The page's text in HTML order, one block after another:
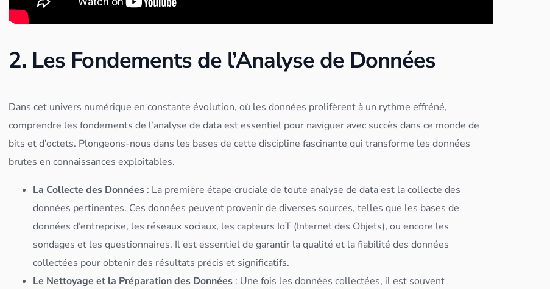
2. Les Fondements de l’Analyse de Données
Dans cet univers numérique en constante évolution, où lesdonnées prolifèrent à un rythme effréné,
comprendre les fondements de l’analyse de data est essentiel pour naviguer avec succès dans ce monde de
bits et d’octets. Plongeons-nous dans les bases de cette discipline fascinante qui transforme lesdonnées
brutes en connaissances exploitables.
La Collecte des Données : La première étape cruciale de toute analyse de data est la collecte des
données pertinentes. Cesdonnées peuvent provenir de diverses sources, telles que les bases de
données d’entreprise, les réseaux sociaux, les capteurs IoT (Internet des Objets), ou encore les
sondages et les questionnaires. Il est essentiel de garantir la qualité et la fiabilité desdonnées
collectées pour obtenir des résultats précis et significatifs.
Le Nettoyage et la Préparation des Données : Une fois lesdonnées collectées, il est souvent